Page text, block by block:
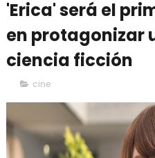
'Erica' será el
en protagonizar
ciencia ficción
cine